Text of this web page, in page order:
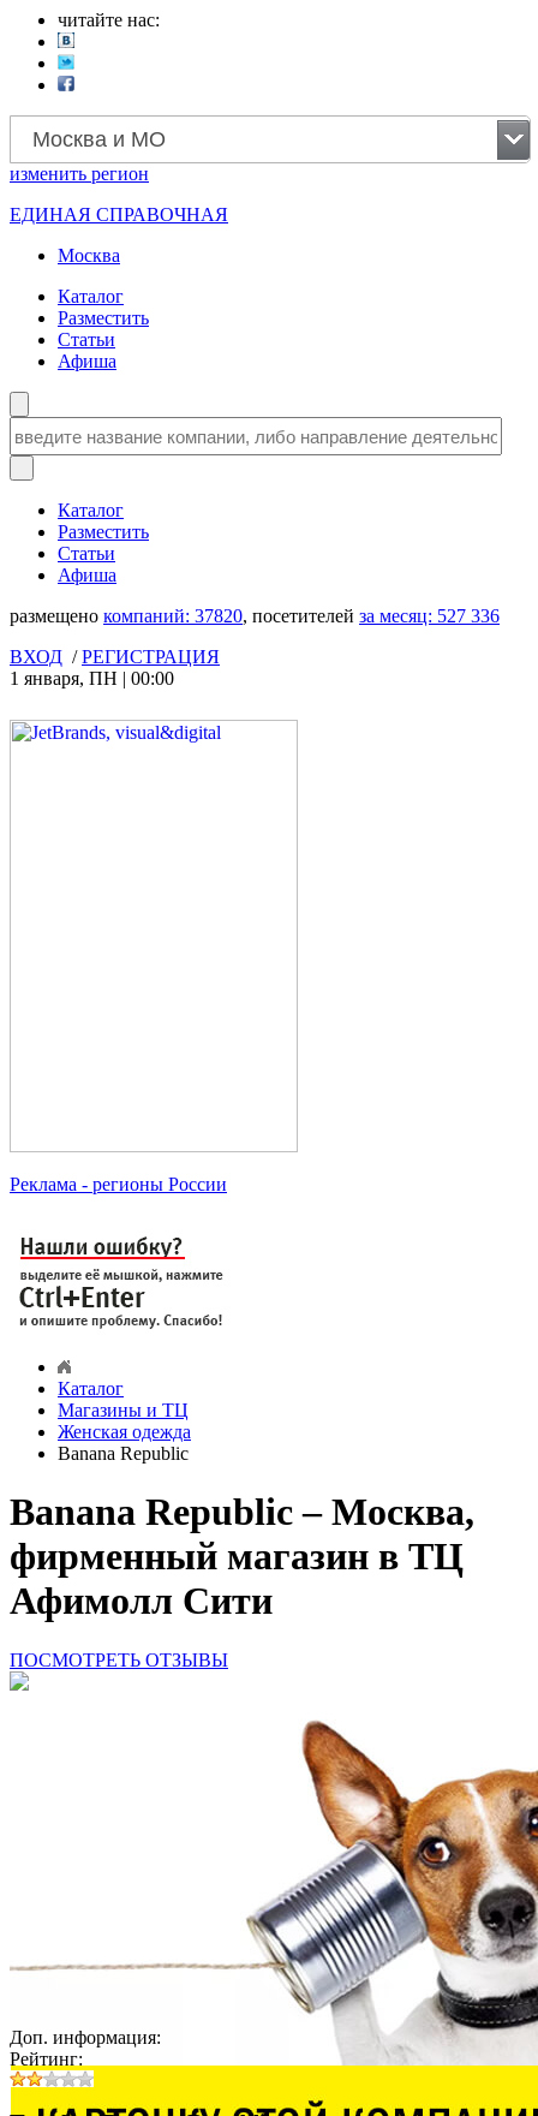
читайте нас:
Москва и МО
изменить регион
ЕДИНАЯ СПРАВОЧНАЯ
Москва
Каталог
Разместить
Статьи
Афиша
Каталог
Разместить
Статьи
Афиша
размещено компаний: 37820, посетителей за месяц: 527 336
ВХОД /РЕГИСТРАЦИЯ
1 января, ПН | 00:00
Реклама - регионы России
Каталог
Магазины и ТЦ
Женская одежда
Banana Republic
Banana Republic – Москва,
фирменный магазин в ТЦ
Афимолл Сити
ПОСМОТРЕТЬ ОТЗЫВЫ
Доп. информация:
Рейтинг: